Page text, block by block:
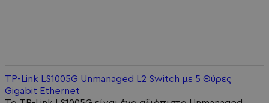
TP-Link LS1005G Unmanaged L2 Switch με 5 Θύρες
Gigabit Ethernet